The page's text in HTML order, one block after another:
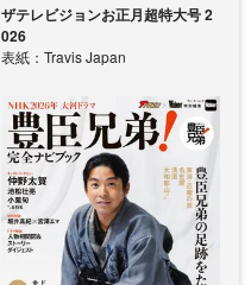
ザテレビジョンお正月超特大号 2
026
表紙：Travis Japan